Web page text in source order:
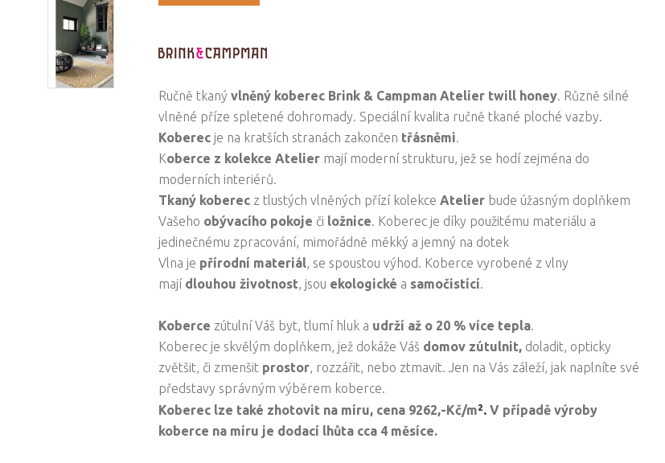
Ručně tkaný vlněný koberec Brink & CampmanAtelier twill honey. Různě silné
vlněné příze spletené dohromady. Speciální kvalita ručně tkané ploché vazby.
Koberec je na kratších stranách zakončen třásněmi.
Koberce z kolekce Atelier mají moderní strukturu, jež se hodí zejména do
moderních interiérů.
Tkaný koberec z tlustých vlněných přízí kolekceAtelier bude úžasným doplňkem
Vašeho obývacího pokoje či ložnice. Koberec je díky použitému materiálu a
jedinečnému zpracování, mimořádně měkký a jemný na dotek
Vlna je přírodní materiál, se spoustou výhod. Koberce vyrobené z vlny
mají dlouhou životnost, jsou ekologické a samočistící.
Koberce zútulní Váš byt, tlumí hluk a udrží až o 20 % více tepla.
Koberec je skvělým doplňkem, jež dokáže Váš domov zútulnit, doladit, opticky
zvětšit, či zmenšit prostor, rozzářit, nebo ztmavit. Jen na Vás záleží, jak naplníte své
představy správným výběrem koberce.
Koberec lze také zhotovit na míru, cena 9262,-Kč/m².V případě výroby
koberce na míru je dodací lhůta cca 4 měsíce.